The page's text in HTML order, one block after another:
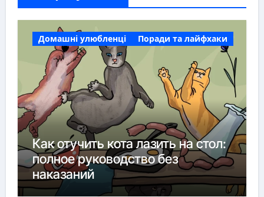
Домашні улюбленці Поради та лайфхаки
Как отучить кота лазить на стол:
полное руководство без
наказаний